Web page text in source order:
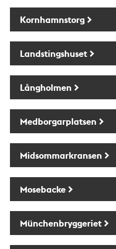
Kornhamnstorg
Landstingshuset
Långholmen
Medborgarplatsen
Midsommarkransen
Mosebacke
Münchenbryggeriet